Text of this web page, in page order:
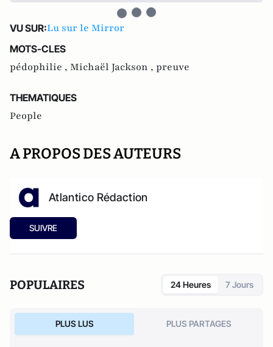
VU SUR:Lu sur le Mirror
MOTS-CLES
pédophilie , Michaël Jackson , preuve
THEMATIQUES
People
A PROPOS DES AUTEURS
Atlantico Rédaction
SUIVRE
POPULAIRES 24 Heures 7 Jours
PLUS LUS PLUS PARTAGES